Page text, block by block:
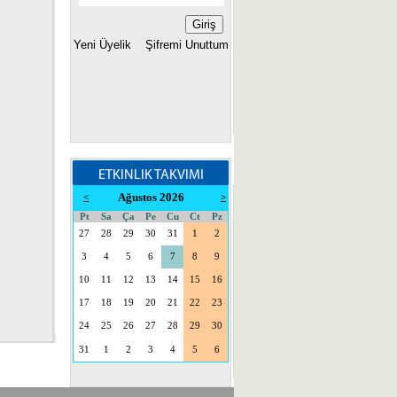
Yeni Üyelik Şifremi Unuttum
ETKINLIK TAKVIMI
< Ağustos 2026
>
Pt
Sa Ça Pe Cu Ct
Pz
27
28 29 30 31 1 2
3 4 5 6 7 8 9
10 11 12 13 14 15 16
17 18 19 20 21 22 23
24 25 26 27 28 29 30
31 1 2 3 4 5 6